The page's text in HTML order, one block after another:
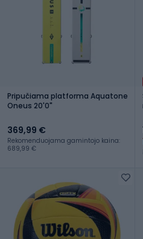
Pripučiama platforma Aquatone
Oneus 20'0"
369,99 €
Rekomenduojama gamintojo kaina:
689,99 €